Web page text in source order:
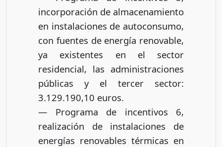
incorporación de almacenamiento
en instalaciones de autoconsumo,
con fuentes de energía renovable,
ya existentes en el sector
residencial, las administraciones
públicas y el tercer sector:
3.129.190,10 euros.
— Programa de incentivos 6,
realización de instalaciones de
energías renovables térmicas en